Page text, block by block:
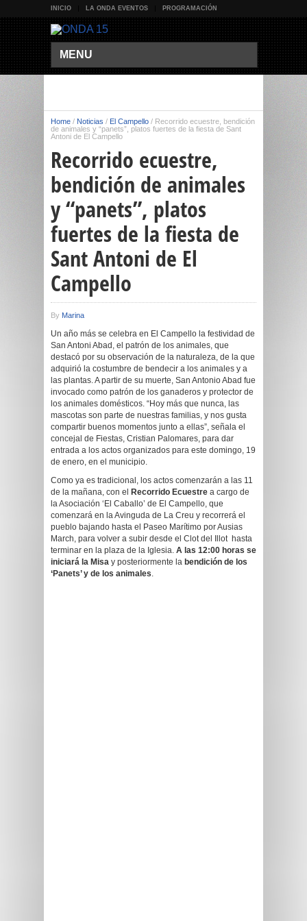
INICIO LA ONDA EVENTOS PROGRAMACIÓN
MENU
Home / Noticias / El Campello / Recorrido ecuestre, bendición
de animales y “panets”, platos fuertes de la fiesta de Sant
Antoni de El Campello
Recorrido ecuestre,
bendición de animales
y “panets”, platos
fuertes de la fiesta de
Sant Antoni de El
Campello
By Marina
Un año más se celebra en El Campello la festividad de
San Antoni Abad, el patrón de los animales, que
destacó por su observación de la naturaleza, de la que
adquirió la costumbre de bendecir a los animales y a
las plantas. A partir de su muerte, San Antonio Abad fue
invocado como patrón de los ganaderos y protector de
los animales domésticos. “Hoy más que nunca, las
mascotas son parte de nuestras familias, y nos gusta
compartir buenos momentos junto a ellas”, señala el
concejal de Fiestas, Cristian Palomares, para dar
entrada a los actos organizados para este domingo, 19
de enero, en el municipio.
Como ya es tradicional, los actos comenzarán a las 11
de la mañana, con el
Recorrido Ecuestre a cargo de
la Asociación ‘El Caballo’ de El Campello, que
comenzará en la Avinguda de La Creu y recorrerá el
pueblo bajando hasta el Paseo Marítimo por Ausias
March, para volver a subir desde el Clot del Illot hasta
terminar en la plaza de la Iglesia. A las 12:00 horas se
iniciará la Misa y posteriormente la bendición de los
‘Panets’ y de los animales.